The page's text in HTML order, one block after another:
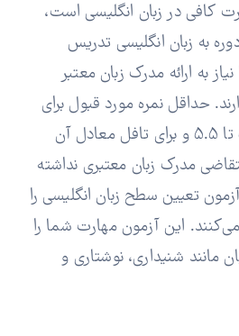
کافی در زبان انگلیسی است،
به زبان انگلیسی تدریس
به ارائه مدرک زبان معتبر
حداقل نمره مورد قبول برای
آیلتس معمولاً بین 5.0 تا 5.5 و برای تافل معادل آن
مدرک زبان معتبری نداشته
تعیین سطح زبان انگلیسی را
این آزمون مهارت شما را
مانند شنیداری، نوشتاری و